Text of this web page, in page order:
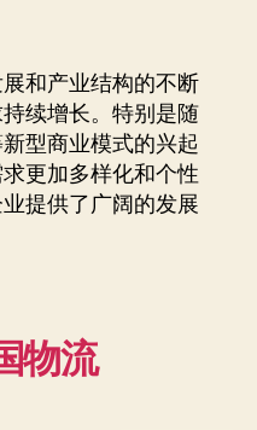
和产业结构的不断
续增长。特别是随
型商业模式的兴起
更加多样化和个性
提供了广阔的发展
物流